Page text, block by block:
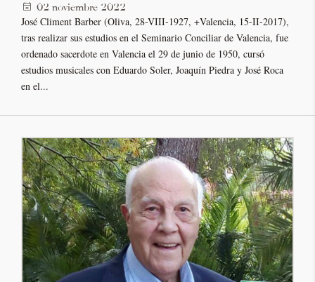
02 noviembre 2022
José Climent Barber (Oliva, 28-VIII-1927, +Valencia, 15-II-2017),
tras realizar sus estudios en el Seminario Conciliar de Valencia, fue
ordenado sacerdote en Valencia el 29 de junio de 1950, cursó
estudios musicales con Eduardo Soler, Joaquín Piedra y José Roca
en el...